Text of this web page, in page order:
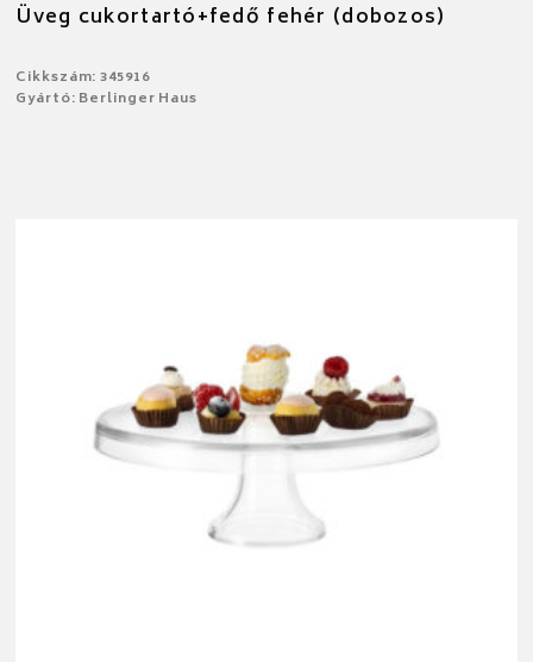
Üveg cukortartó+fedő fehér (dobozos)
Cikkszám: 345916
Gyártó: Berlinger Haus